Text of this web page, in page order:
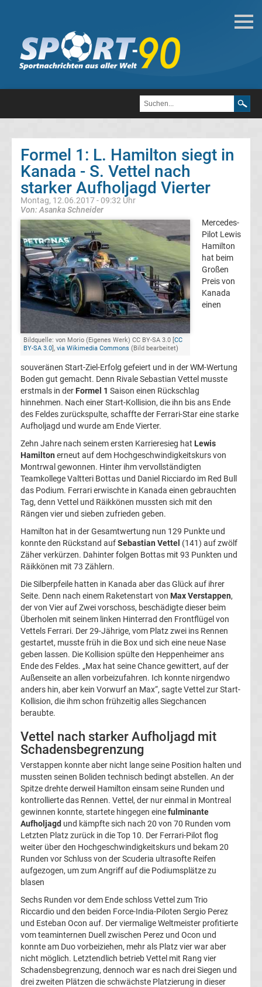
Motorsport
Formel
MotoGP
Formel
Alle
Formel
1
Weltmeister
F1
Live
Ticker
Formel
1
heute
Ergebnisse
Top-
Aktuell
Bundesliga
Tabelle
Bundesliga
Ergebnisse
2.
Liga
Ergebnisse
3.
Liga
Ergebnisse
3.
Liga
Tabelle
DFB-
Pokal
Formel 1: L. Hamilton siegt in
Kanada - S. Vettel nach
starker Aufholjagd Vierter
Montag, 12.06.2017 - 09:32 Uhr
Von: Asanka Schneider
Bildquelle: von Morio (Eigenes Werk) CC BY-SA 3.0 [CC
BY-SA 3.0], via Wikimedia Commons (Bild bearbeitet)
Mercedes-
Pilot Lewis
Hamilton
hat beim
Großen
Preis von
Kanada
einen
souveränen Start-Ziel-Erfolg gefeiert und in der WM-Wertung
Boden gut gemacht. Denn Rivale Sebastian Vettel musste
erstmals in der Formel 1 Saison einen Rückschlag
hinnehmen. Nach einer Start-Kollision, die ihn bis ans Ende
des Feldes zurückspulte, schaffte der Ferrari-Star eine starke
Aufholjagd und wurde am Ende Vierter.
Zehn Jahre nach seinem ersten Karrieresieg hat Lewis
Hamilton erneut auf dem Hochgeschwindigkeitskurs von
Montrwal gewonnen. Hinter ihm vervollständigten
Teamkollege Valtteri Bottas und Daniel Ricciardo im Red Bull
das Podium. Ferrari erwischte in Kanada einen gebrauchten
Tag, denn Vettel und Räikkönen mussten sich mit den
Rängen vier und sieben zufrieden geben.
Hamilton hat in der Gesamtwertung nun 129 Punkte und
konnte den Rückstand aufSebastian Vettel (141) auf zwölf
Zäher verkürzen. Dahinter folgen Bottas mit 93 Punkten und
Räikkönen mit 73 Zählern.
Die Silberpfeile hatten in Kanada aber das Glück auf ihrer
Seite. Denn nach einem Raketenstart von Max Verstappen,
der von Vier auf Zwei vorschoss, beschädigte dieser beim
Überholen mit seinem linken Hinterrad den Frontflügel von
Vettels Ferrari. Der 29-Jährige, vom Platz zwei ins Rennen
gestartet, musste früh in die Box und sich eine neue Nase
geben lassen. Die Kollision spülte den Heppenheimer ans
Ende des Feldes. „Max hat seine Chance gewittert, auf der
Außenseite an allen vorbeizufahren. Ich konnte nirgendwo
anders hin, aber kein Vorwurf an Max“, sagte Vettel zur Start-
Kollision, die ihm schon frühzeitig alles Siegchancen
beraubte.
Vettel nach starker Aufholjagd mit
Schadensbegrenzung
Verstappen konnte aber nicht lange seine Position halten und
mussten seinen Boliden technisch bedingt abstellen. An der
Spitze drehte derweil Hamilton einsam seine Runden und
kontrollierte das Rennen. Vettel, der nur einmal in Montreal
gewinnen konnte, startete hingegen einefulminante
Aufholjagd und kämpfte sich nach 20 von 70 Runden vom
Letzten Platz zurück in die Top 10. Der Ferrari-Pilot flog
weiter über den Hochgeschwindigkeitskurs und bekam 20
Runden vor Schluss von der Scuderia ultrasofte Reifen
aufgezogen, um zum Angriff auf die Podiumsplätze zu
blasen
Sechs Runden vor dem Ende schloss Vettel zum Trio
Riccardio und den beiden Force-India-Piloten Sergio Perez
und Esteban Ocon auf. Der viermalige Weltmeister profitierte
vom teaminternen Duell zwischen Perez und Ocon und
konnte am Duo vorbeiziehen, mehr als Platz vier war aber
nicht möglich. Letztendlich betrieb Vettel mit Rang vier
Schadensbegrenzung, dennoch war es nach drei Siegen und
drei zweiten Plätzen die schwächste Platzierung in dieser